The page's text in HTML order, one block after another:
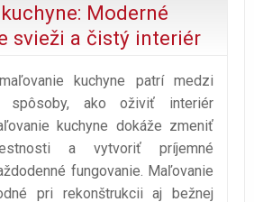
Moderné
svieži a čistý interiér
kuchyne patrí medzi
spôsoby, ako oživiť interiér
kuchyne dokáže zmeniť
a vytvoriť príjemné
fungovanie. Maľovanie
pri rekonštrukcii aj bežnej